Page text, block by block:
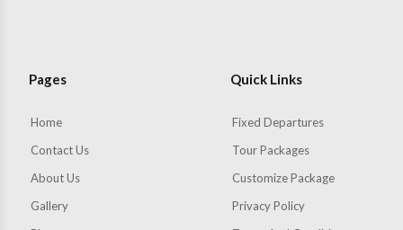
Pages
Home
Contact Us
About Us
Gallery
Quick Links
Fixed Departures
Tour Packages
Customize Package
Privacy Policy